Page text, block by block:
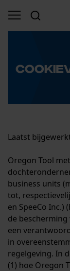
Laatst
Oregon Tool
business units
tot,
en SpeeCo Inc.)
de
een
in
regelgeving. In
(1) hoe Oregon